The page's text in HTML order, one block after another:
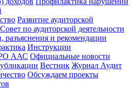
Развитие аудиторской
Совет по аудиторской деятельности
разъяснения и рекомендации
Инструкции
ААС Официальные новости
Вестник Журнал Аудит
Обсуждаем проекты